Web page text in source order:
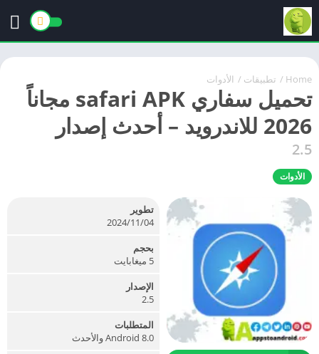
Home
/ تطبيقات / الأدوات
تحميل سفاري safari APK مجاناً
2026 للاندرويد – أحدث إصدار
2.5
الأدوات
تطوير
04‏/11‏/2024
بحجم
5 ميغابايت
الإصدار
2.5
المتطلبات
Android 8.0 والأحدث